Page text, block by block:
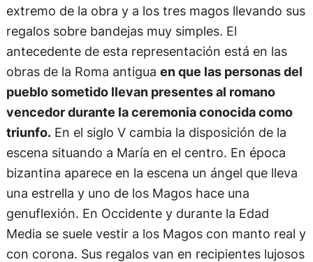
extremo de la obra y a los tres magos llevando sus
regalos sobre bandejas muy simples. El
antecedente de esta representación está en las
obras de la Roma antigua en que las personas del
pueblo sometido llevan presentes al romano
vencedor durante la ceremonia conocida como
triunfo.En el siglo V cambia la disposición de la
escena situando a María en el centro. En época
bizantina aparece en la escena un ángel que lleva
una estrella y uno de los Magos hace una
genuflexión. En Occidente y durante la Edad
Media se suele vestir a los Magos con manto real y
con corona. Sus regalos van en recipientes lujosos